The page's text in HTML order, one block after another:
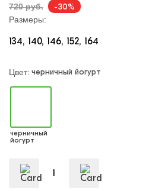
720 руб. -30%
Размеры:
134 140 146 152 164
Цвет: черничный йогурт
черничный
йогурт